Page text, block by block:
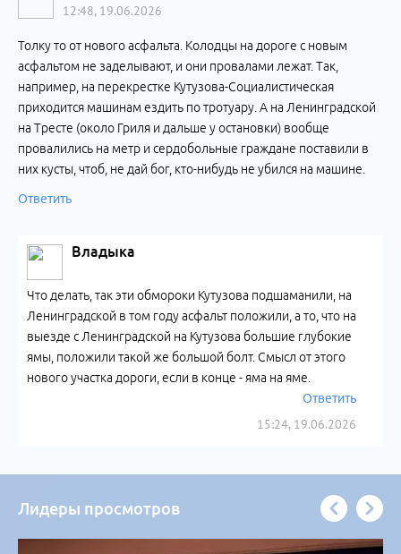
12:48, 19.06.2026
Толку то от нового асфальта. Колодцы на дороге с новым
асфальтом не заделывают, и они провалами лежат. Так,
например, на перекрестке Кутузова-Социалистическая
приходится машинам ездить по тротуару. А на Ленинградской
на Тресте (около Гриля и дальше у остановки) вообще
провалились на метр и сердобольные граждане поставили в
них кусты, чтоб, не дай бог, кто-нибудь не убился на машине.
Ответить
Владыка
15:24, 19.06.2026
Что делать, так эти обмороки Кутузова подшаманили, на
Ленинградской в том году асфальт положили, а то, что на
выезде с Ленинградской на Кутузова большие глубокие
ямы, положили такой же большой болт. Смысл от этого
нового участка дороги, если в конце - яма на яме.
Ответить
Лидеры просмотров